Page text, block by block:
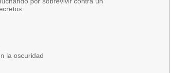
la oscuridad